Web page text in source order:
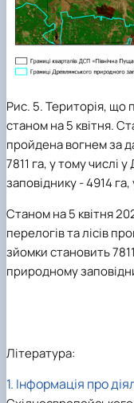
Рис. 5. Територія, що
станом на 5 квітня.
пройдена вогнем за
7811 га, у тому числі
заповіднику - 4914
Станом на 5 квітня
перелогів та лісів
зйомки становить
природному
Література:
1. Інформація про